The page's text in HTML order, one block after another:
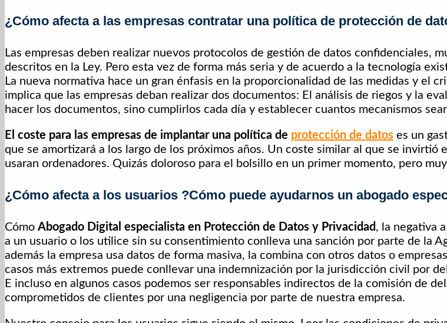
¿Cómo afecta a las empresas contratar una política de protección de
Las empresas deben realizar nuevos protocolos de gestión de datos confidenciales,
descritos en la Ley. Pero esta vez de forma más seria y de acuerdo a la tecnología
La nueva normativa hace un gran énfasis en la proporcionalidad de las medidas y el
implica que las empresas deban realizar dos documentos: El análisis de riegos y la
hacer los documentos, sino cumplirlos cada día y establecer cuantos mecanismos
El coste para las empresas de implantar una política de protección de datos es un
que se amortizará a los largo de los próximos años. Un coste similar al que se invirtió
usaran ordenadores. Quizás doloroso para el bolsillo en un primer momento, pero
¿Cómo afecta a los usuarios ?Cómo puede ayudarnos un abogado
Cómo Abogado Digital especialista en Protección de Datos y Privacidad , la negativa
a un usuario o los utilice sin su consentimiento conlleva una sanción por parte de la
además la empresa usa datos de forma masiva, la combina con otros datos o
casos más extremos puede conllevar una indemnización por la jurisdicción civil por
E incluso en algunos casos podemos ser responsables indirectos de la comisión de
comprometidos de clientes por una negligencia por parte de nuestra empresa.